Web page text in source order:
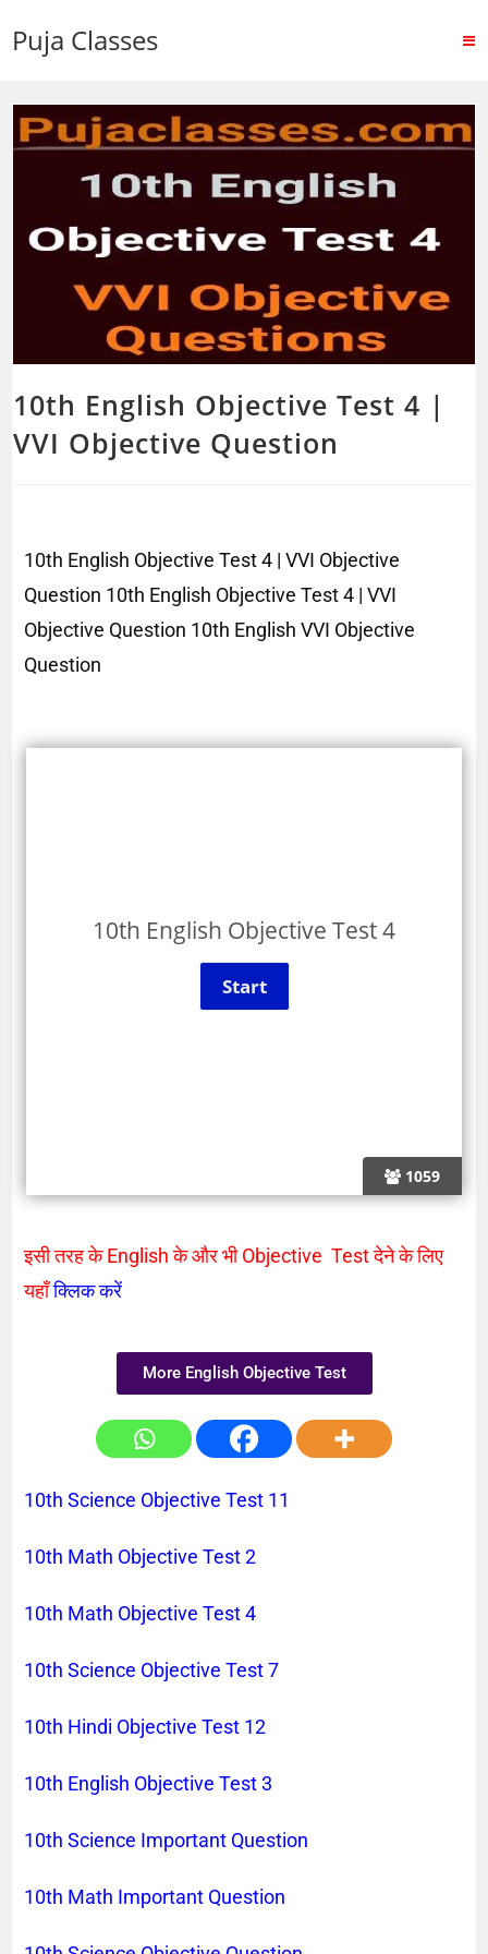
Puja Classes
10th English Objective Test 4 |
VVI Objective Question
10th English Objective Test 4 | VVI Objective
Question 10th English Objective Test 4 | VVI
Objective Question 10th English VVI Objective
Question
1059
10th English Objective Test 4
इसी तरह के English के और भी Objective Test देने के लिए
यहाँक्लिक करें
More English Objective Test
10th Science Objective Test 11
10th Math Objective Test 2
10th Math Objective Test 4
10th Science Objective Test 7
10th Hindi Objective Test 12
10th English Objective Test 3
10th Science Important Question
10th Math Important Question